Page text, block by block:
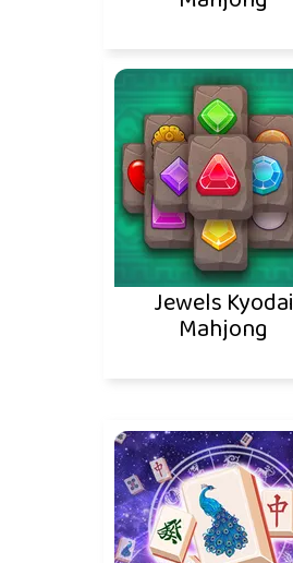
Jewels Kyodai
Mahjong